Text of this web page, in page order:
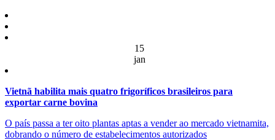
15
jan
Vietnã habilita mais quatro frigoríficos brasileiros para
exportar carne bovina
O país passa a ter oito plantas aptas a vender ao mercado vietnamita,
dobrando o número de estabelecimentos autorizados